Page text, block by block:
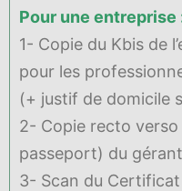
Pour une entreprise
1- Copie du Kbis de
pour les
(+ justif de domicile
2- Copie recto verso
passeport) du gérant
3- Scan du